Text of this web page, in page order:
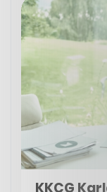
KKCG